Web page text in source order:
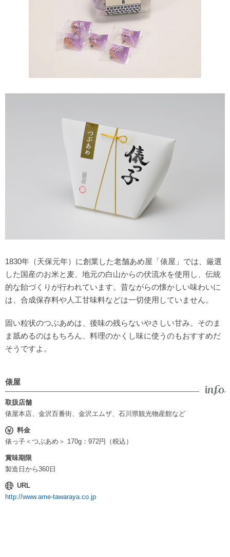
1830年（天保元年）に創業した老舗あめ屋「俵屋」では、厳選
した国産のお米と麦、地元の白山からの伏流水を使用し、伝統
的な飴づくりが行われています。昔ながらの懐かしい味わいに
は、合成保存料や人工甘味料などは一切使用していません。
固い粒状のつぶあめは、後味の残らないやさしい甘み。そのま
ま舐めるのはもちろん、料理のかくし味に使うのもおすすめだ
そうですよ。
俵屋
取扱店舗
俵屋本店、金沢百番街、金沢エムザ、石川県観光物産館など
料金
俵っ子＜つぶあめ＞ 170g：972円（税込）
賞味期限
製造日から360日
URL
http://www.ame-tawaraya.co.jp